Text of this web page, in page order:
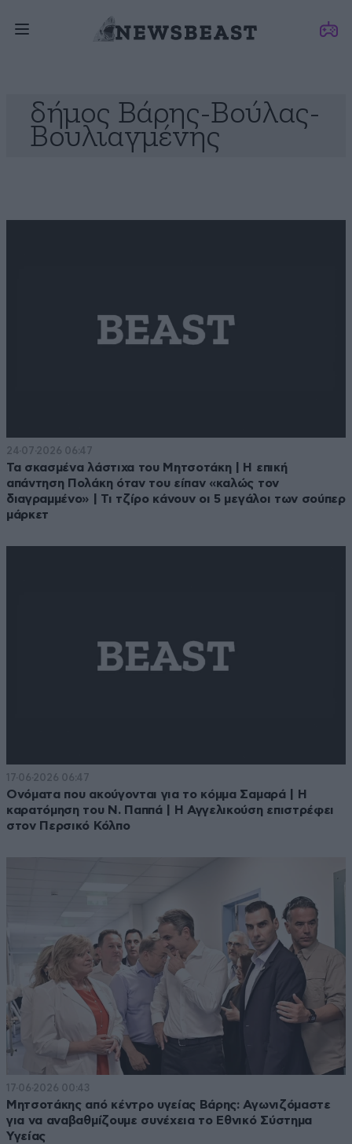
δήμος Βάρης-Βούλας-
Βουλιαγμένης
24·07·2026 06:47
Τα σκασμένα λάστιχα του Μητσοτάκη | Η επική
απάντηση Πολάκη όταν του είπαν «καλώς τον
διαγραμμένο» | Τι τζίρο κάνουν οι 5 μεγάλοι των σούπερ
μάρκετ
17·06·2026 06:47
Ονόματα που ακούγονται για το κόμμα Σαμαρά | Η
καρατόμηση του Ν. Παππά | Η Αγγελικούση επιστρέφει
στον Περσικό Κόλπο
17·06·2026 00:43
Μητσοτάκης από κέντρο υγείας Βάρης: Αγωνιζόμαστε
για να αναβαθμίζουμε συνέχεια το Εθνικό Σύστημα
Υγείας